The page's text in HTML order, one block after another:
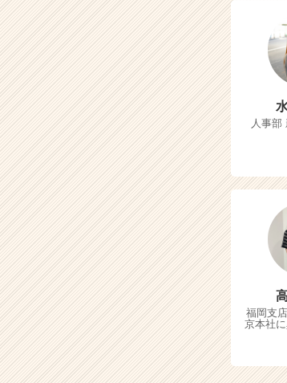
人事部
福岡支
京本社